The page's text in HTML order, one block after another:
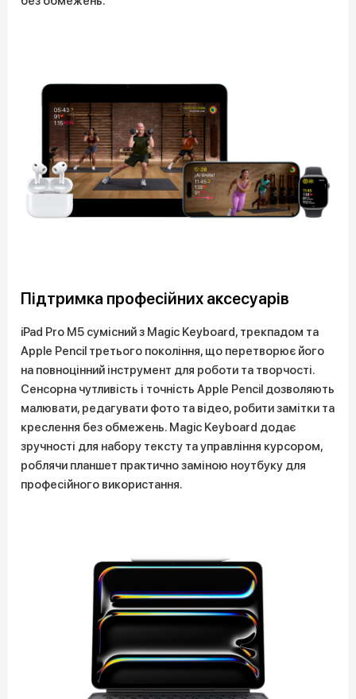
Підтримка професійних аксесуарів
iPad Pro M5 сумісний з Magic Keyboard, трекпадом та
Apple Pencil третього покоління, що перетворює його
на повноцінний інструмент для роботи та творчості.
Сенсорна чутливість і точність Apple Pencil дозволяють
малювати, редагувати фото та відео, робити замітки та
креслення без обмежень. Magic Keyboard додає
зручності для набору тексту та управління курсором,
роблячи планшет практично заміною ноутбуку для
професійного використання.